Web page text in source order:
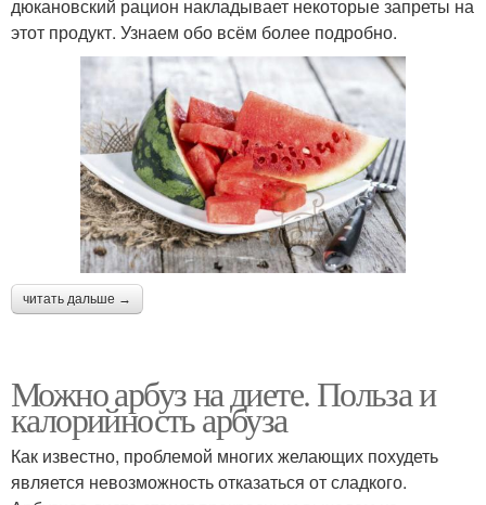
дюкановский рацион накладывает некоторые запреты на
этот продукт. Узнаем обо всём более подробно.
читать дальше →
Можно арбуз на диете. Польза и
калорийность арбуза
Как известно, проблемой многих желающих похудеть
является невозможность отказаться от сладкого.